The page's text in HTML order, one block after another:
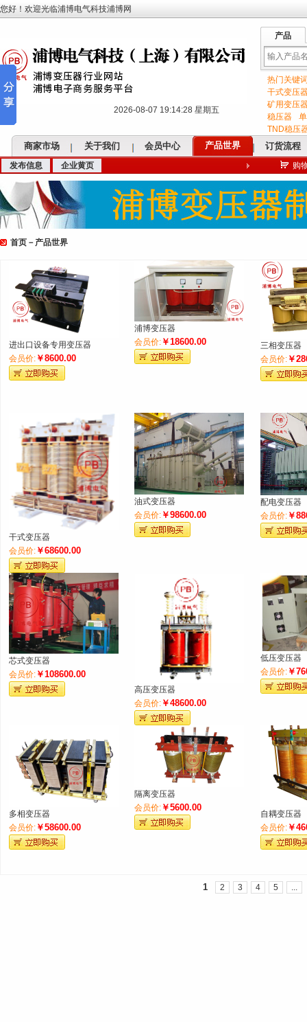
您好！欢迎光临浦博电气科技浦博网
2026-08-07 19:14:29 星期五
产品
输
词
热门关键
干式变压
矿用变压
稳压器
TND稳压
商家市场 关于我们 会员中心 产品世界 订货流程
发布信息 企业黄页 购
首页 － 产品世界
进出口设备专用变压器
会员价:￥8600.00
浦博变压器
会员价: ￥18600.00
三相变压器
会员价: ￥
干式变压器
会员价:￥68600.00
油式变压器
会员价: ￥98600.00
配电变压器
会员价: ￥
芯式变压器
会员价:￥108600.00
高压变压器
会员价: ￥48600.00
低压变压器
会员价: ￥
多相变压器
会员价:￥58600.00
隔离变压器
会员价: ￥5600.00
自耦变压器
会员价: ￥
1 2 3 4 5 ...